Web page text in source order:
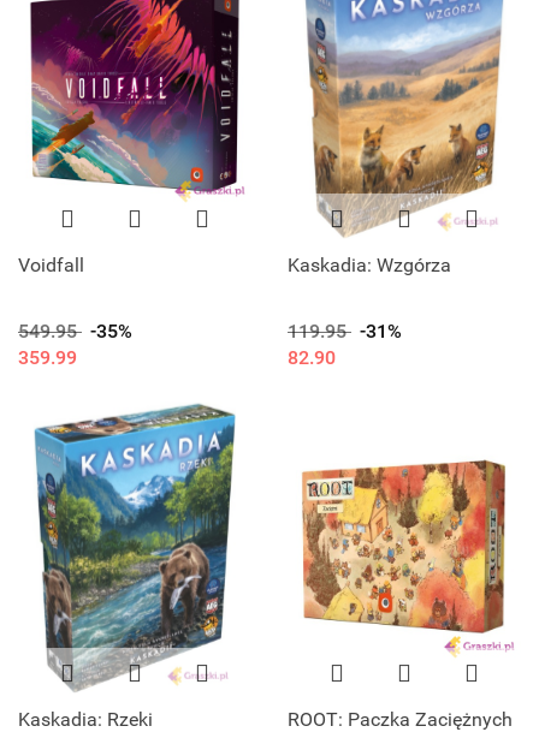
Voidfall
549.95 -35%
359.99
Kaskadia: Wzgórza
119.95 -31%
82.90
Kaskadia: Rzeki
ROOT: Paczka Zaciężnych